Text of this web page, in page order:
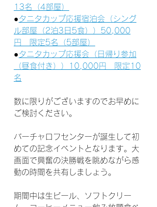
13名（4部屋）
●タニタカップ応援宿泊会（シング
ル部屋 （2泊3日5食） ）50,000
円　限定5名（5部屋）
●タニタカップ応援会（日帰り参加
（昼食付き））10,000円　限定10
名
数に限りがございますのでお早めに
ご検討ください。
バーチャロフセンターが誕生して初
めての記念イベントとなります。大
画面で興奮の決勝戦を眺めながら感
動の時間を共有しましょう。
期間中は生ビール、ソフトクリー